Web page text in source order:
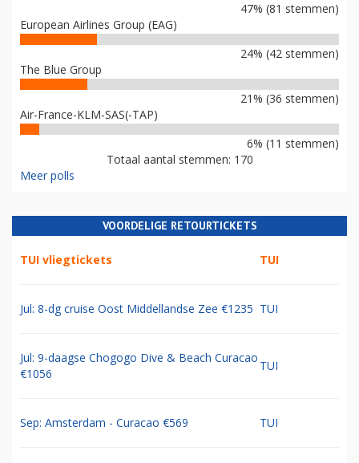
47% (81 stemmen)
European Airlines Group (EAG)
24% (42 stemmen)
The Blue Group
21% (36 stemmen)
Air-France-KLM-SAS(-TAP)
6% (11 stemmen)
Totaal aantal stemmen: 170
Meer polls
VOORDELIGE RETOURTICKETS
TUI vliegtickets TUI
Jul: 8-dg cruise Oost Middellandse Zee €1235 TUI
Jul: 9-daagse Chogogo Dive & Beach Curacao
€1056
TUI
Sep: Amsterdam - Curacao €569 TUI